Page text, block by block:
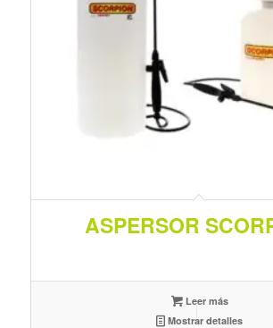
ASPERSOR
Leer más
Mostrar detalles